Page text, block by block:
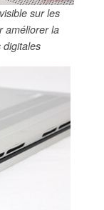
sur les
améliorer la
digitales